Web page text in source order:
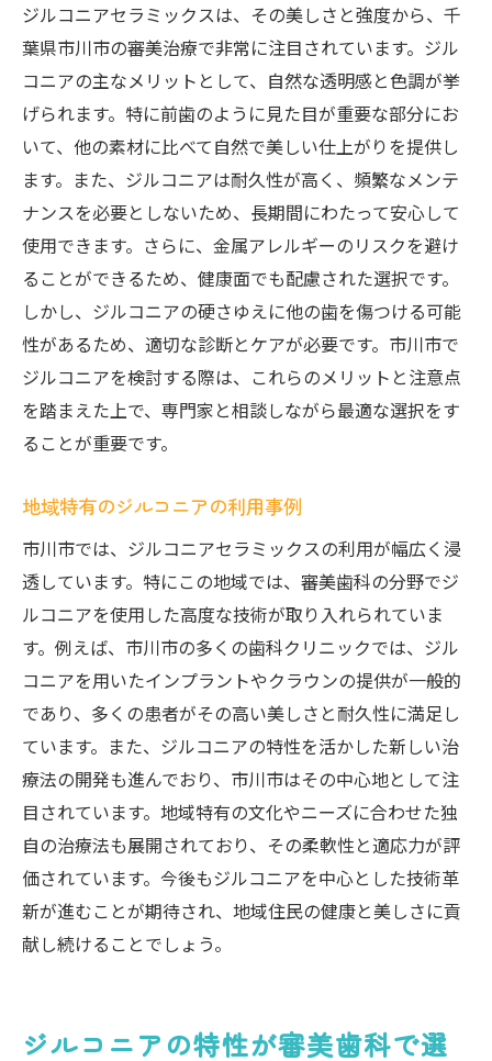
ジルコニアセラミックスは、その美しさと強度から、千
葉県市川市の審美治療で非常に注目されています。ジル
コニアの主なメリットとして、自然な透明感と色調が挙
げられます。特に前歯のように見た目が重要な部分にお
いて、他の素材に比べて自然で美しい仕上がりを提供し
ます。また、ジルコニアは耐久性が高く、頻繁なメンテ
ナンスを必要としないため、長期間にわたって安心して
使用できます。さらに、金属アレルギーのリスクを避け
ることができるため、健康面でも配慮された選択です。
しかし、ジルコニアの硬さゆえに他の歯を傷つける可能
性があるため、適切な診断とケアが必要です。市川市で
ジルコニアを検討する際は、これらのメリットと注意点
を踏まえた上で、専門家と相談しながら最適な選択をす
ることが重要です。
地域特有のジルコニアの利用事例
市川市では、ジルコニアセラミックスの利用が幅広く浸
透しています。特にこの地域では、審美歯科の分野でジ
ルコニアを使用した高度な技術が取り入れられていま
す。例えば、市川市の多くの歯科クリニックでは、ジル
コニアを用いたインプラントやクラウンの提供が一般的
であり、多くの患者がその高い美しさと耐久性に満足し
ています。また、ジルコニアの特性を活かした新しい治
療法の開発も進んでおり、市川市はその中心地として注
目されています。地域特有の文化やニーズに合わせた独
自の治療法も展開されており、その柔軟性と適応力が評
価されています。今後もジルコニアを中心とした技術革
新が進むことが期待され、地域住民の健康と美しさに貢
献し続けることでしょう。
ジルコニアの特性が審美歯科で選